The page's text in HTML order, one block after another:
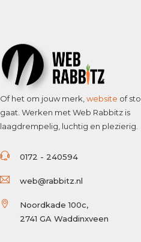
Of het om jouw merk, website of
gaat. Werken met Web Rabbitz is
laagdrempelig, luchtig en plezierig.
0172 - 240594
web@rabbitz.nl
Noordkade 100c,
2741 GA Waddinxveen